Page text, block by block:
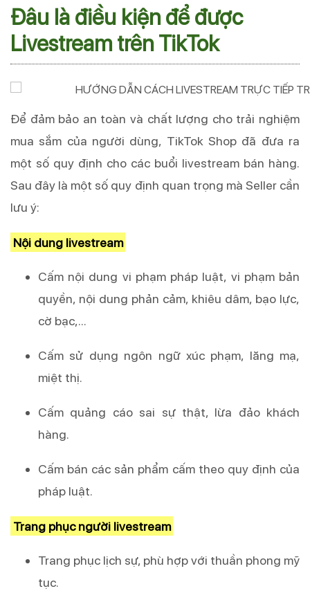
Đâu là điều kiện để được
Livestream trên TikTok
Để đảm bảo an toàn và chất lượng cho trải nghiệm
mua sắm của người dùng, TikTok Shop đã đưa ra
một số quy định cho các buổi livestream bán hàng.
Sau đây là một số quy định quan trọng mà Seller cần
lưu ý:
Nội dung livestream
Cấm nội dung vi phạm pháp luật, vi phạm bản
quyền, nội dung phản cảm, khiêu dâm, bạo lực,
cờ bạc,…
Cấm sử dụng ngôn ngữ xúc phạm, lăng mạ,
miệt thị.
Cấm quảng cáo sai sự thật, lừa đảo khách
hàng.
Cấm bán các sản phẩm cấm theo quy định của
pháp luật.
Trang phục người livestream
Trang phục lịch sự, phù hợp với thuần phong mỹ
tục.